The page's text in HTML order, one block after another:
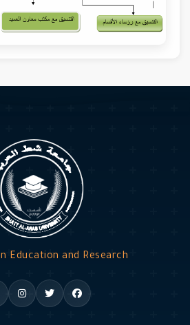
Education and Research